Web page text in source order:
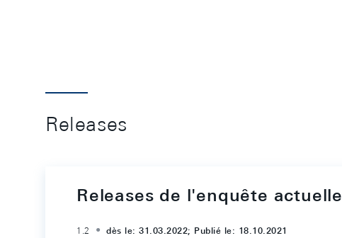
Releases
Releases de l'enquête actuelle
1.2 dès le: 31.03.2022; Publié le: 18.10.2021